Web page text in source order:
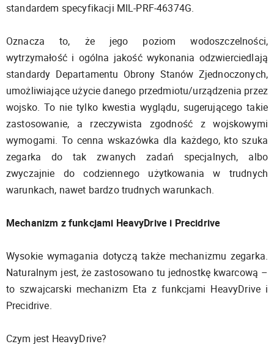
standardem specyfikacji MIL-PRF-46374G.
Oznacza to, że jego poziom wodoszczelności,
wytrzymałość i ogólna jakość wykonania odzwierciedlają
standardy Departamentu Obrony Stanów Zjednoczonych,
umożliwiające użycie danego przedmiotu/urządzenia przez
wojsko. To nie tylko kwestia wyglądu, sugerującego takie
zastosowanie, a rzeczywista zgodność z wojskowymi
wymogami. To cenna wskazówka dla każdego, kto szuka
zegarka do tak zwanych zadań specjalnych, albo
zwyczajnie do codziennego użytkowania w trudnych
warunkach, nawet bardzo trudnych warunkach.
Mechanizm z funkcjami HeavyDrive i Precidrive
Wysokie wymagania dotyczą także mechanizmu zegarka.
Naturalnym jest, że zastosowano tu jednostkę kwarcową –
to szwajcarski mechanizm Eta z funkcjami HeavyDrive i
Precidrive.
Czym jest HeavyDrive?